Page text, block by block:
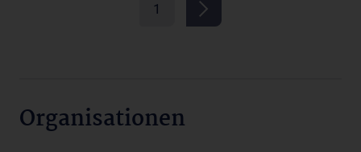
1
Organisationen